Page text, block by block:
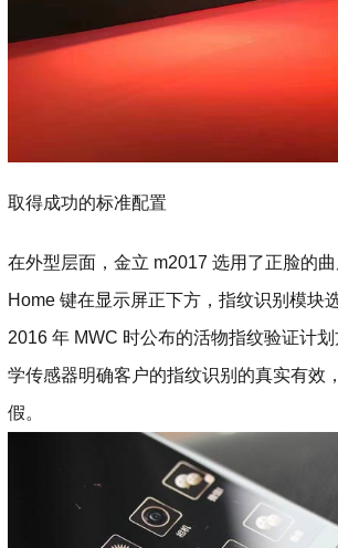
取得成功的标准配置
在外型层面，金立 m2017 选用了正脸的
Home 键在显示屏正下方，指纹识别模块
2016 年 MWC 时公布的活物指纹验证计
学传感器明确客户的指纹识别的真实有效
假。